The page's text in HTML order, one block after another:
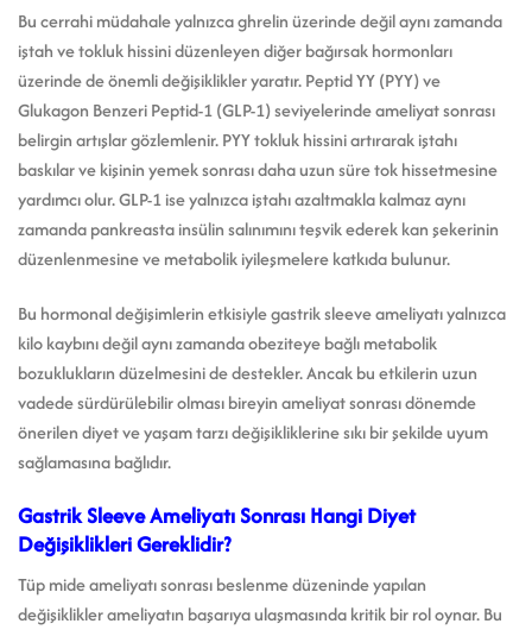
Bu cerrahi müdahale yalnızca ghrelin üzerinde değil aynı zamanda
iştah ve tokluk hissini düzenleyen diğer bağırsak hormonları
üzerinde de önemli değişiklikler yaratır. Peptid YY (PYY) ve
Glukagon Benzeri Peptid-1 (GLP-1) seviyelerinde ameliyat sonrası
belirgin artışlar gözlemlenir. PYY tokluk hissini artırarak iştahı
baskılar ve kişinin yemek sonrası daha uzun süre tok hissetmesine
yardımcı olur. GLP-1 ise yalnızca iştahı azaltmakla kalmaz aynı
zamanda pankreasta insülin salınımını teşvik ederek kan şekerinin
düzenlenmesine ve metabolik iyileşmelere katkıda bulunur.
Bu hormonal değişimlerin etkisiyle gastrik sleeve ameliyatı yalnızca
kilo kaybını değil aynı zamanda obeziteye bağlı metabolik
bozuklukların düzelmesini de destekler. Ancak bu etkilerin uzun
vadede sürdürülebilir olması bireyin ameliyat sonrası dönemde
önerilen diyet ve yaşam tarzı değişikliklerine sıkı bir şekilde uyum
sağlamasına bağlıdır.
Gastrik Sleeve Ameliyatı Sonrası Hangi Diyet
Değişiklikleri Gereklidir?
Tüp mide ameliyatı sonrası beslenme düzeninde yapılan
değişiklikler ameliyatın başarıya ulaşmasında kritik bir rol oynar. Bu